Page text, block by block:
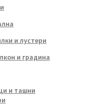
и лустери
и градина
и ташни